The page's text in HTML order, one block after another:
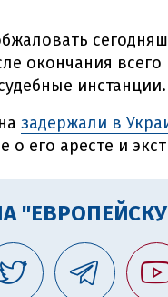
окончания
инстанции.
задержали в
о его аресте и